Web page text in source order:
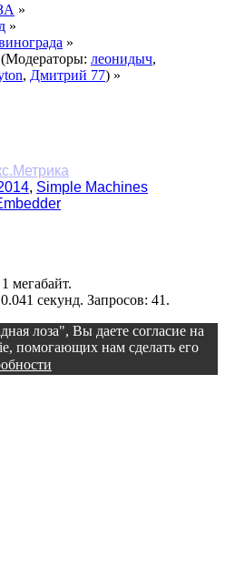
»
»
»
(Модераторы: леонидыч,
, Дмитрий 77) »
, Simple Machines
мегабайт.
секунд. Запросов: 41.
лоза", Вы даете согласие на
помогающих нам сделать его